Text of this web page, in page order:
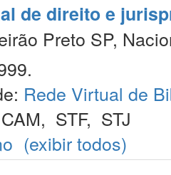
de direito e
Preto SP,
Rede Virtual de
CAM, STF, STJ
(exibir todos)